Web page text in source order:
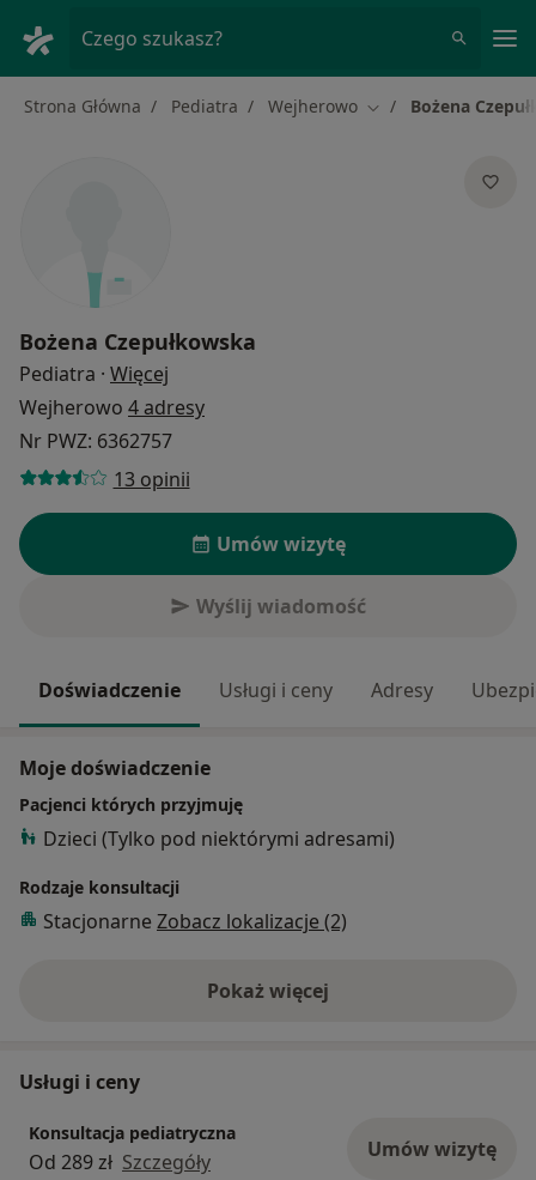
Czego szukasz?
Strona Główna Pediatra Wejherowo Zmień miasto
Bożena
Bożena Czepułkowska
Pediatra · Więcej
Wejherowo 4 adresy
Nr PWZ: 6362757
13 opinii
Umów wizytę
Wyślij wiadomość
Doświadczenie Usługi i ceny Adresy
Moje doświadczenie
Pacjenci których przyjmuję
Dzieci (Tylko pod niektórymi adresami)
Rodzaje konsultacji
Stacjonarne Zobacz lokalizacje (2)
Pokaż więcejo doświadczeniu
Usługi i ceny
Konsultacja pediatryczna
Od 289 zł Szczegóły Umów wizytę